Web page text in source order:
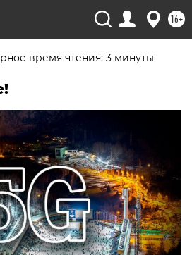
16+
время чтения: 3 минуты